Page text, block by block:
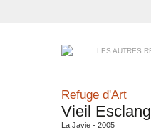
LES AUTRES
Refuge d'Art
Vieil
La Javie - 2005